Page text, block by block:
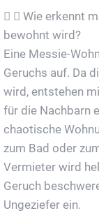
Wie erkennt
bewohnt wird?
Eine Messie-
Geruchs auf. Da
wird, entstehen
für die Nachbarn
chaotische
zum Bad oder
Vermieter wird
Geruch
Ungeziefer ein.